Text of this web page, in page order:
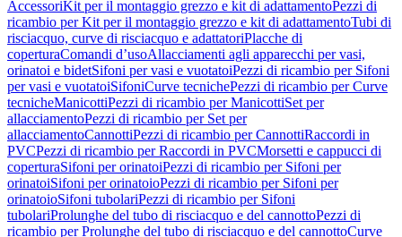
AccessoriKit per il montaggio grezzo e kit di adattamentoPezzi di
ricambio per Kit per il montaggio grezzo e kit di adattamentoTubi di
risciacquo, curve di risciacquo e adattatoriPlacche di
coperturaComandi d’usoAllacciamenti agli apparecchi per vasi,
orinatoi e bidetSifoni per vasi e vuotatoiPezzi di ricambio per Sifoni
per vasi e vuotatoiSifoniCurve tecnichePezzi di ricambio per Curve
tecnicheManicottiPezzi di ricambio per ManicottiSet per
allacciamentoPezzi di ricambio per Set per
allacciamentoCannottiPezzi di ricambio per CannottiRaccordi in
PVCPezzi di ricambio per Raccordi in PVCMorsetti e cappucci di
coperturaSifoni per orinatoiPezzi di ricambio per Sifoni per
orinatoiSifoni per orinatoioPezzi di ricambio per Sifoni per
orinatoioSifoni tubolariPezzi di ricambio per Sifoni
tubolariProlunghe del tubo di risciacquo e del cannottoPezzi di
ricambio per Prolunghe del tubo di risciacquo e del cannottoCurve